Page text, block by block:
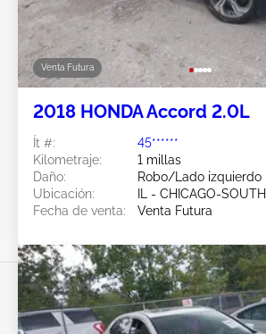
Venta Futura
2018 HONDA Accord 2.0L
Ít #:
45******
Kilometraje:
1 millas
Daño:
Robo/Lado izquierdo
Ubicación:
IL - CHICAGO-SOUTH
Fecha de venta:
Venta Futura